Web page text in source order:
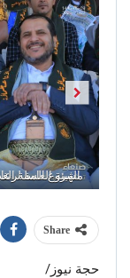
Next
Share
حجة نيوز/